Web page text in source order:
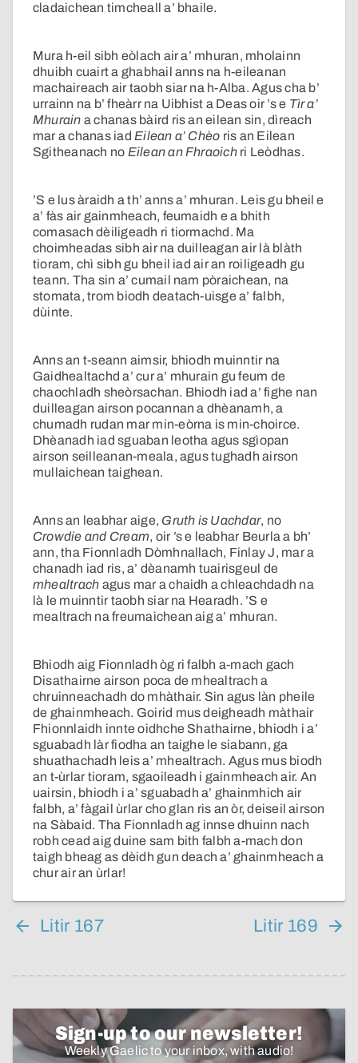
cladaichean timcheall a’ bhaile.
Mura h-eil sibh eòlach air a’ mhuran, mholainn
dhuibh cuairt a ghabhail anns na h-eileanan
machaireach air taobh siar na h-Alba. Agus cha b’
urrainn na b’ fheàrr na Uibhist a Deas oir ’s e Tìr a’
Mhurain a chanas bàird ris an eilean sin, dìreach
mar a chanas iadEilean a’ Chèo ris an Eilean
Sgitheanach no Eilean an Fhraoichri Leòdhas.
’S e lus àraidh a th’ anns a’ mhuran. Leis gu bheil e
a’ fàs air gainmheach, feumaidh e a bhith
comasach dèiligeadh ri tiormachd. Ma
choimheadas sibh air na duilleagan air là blàth
tioram, chì sibh gu bheil iad air an roiligeadh gu
teann. Tha sin a’ cumail nam pòraichean, na
stomata, trom biodh deatach-uisge a’ falbh,
dùinte.
Anns an t-seann aimsir, bhiodh muinntir na
Gaidhealtachd a’ cur a’ mhurain gu feum de
chaochladh sheòrsachan. Bhiodh iad a’ fighe nan
duilleagan airson pocannan a dhèanamh, a
chumadh rudan mar min-eòrna is min-choirce.
Dhèanadh iad sguaban leotha agus sgìopan
airson seilleanan-meala, agus tughadh airson
mullaichean taighean.
Anns an leabhar aige, Gruth is Uachdar, no
Crowdie and Cream, oir ’s e leabhar Beurla a bh’
ann, tha Fionnladh Dòmhnallach, Finlay J, mar a
chanadh iad ris, a’ dèanamh tuairisgeul de
mhealtrach agus mar a chaidh a chleachdadh na
là le muinntir taobh siar na Hearadh. ’S e
mealtrach na freumaichean aig a’ mhuran.
Bhiodh aig Fionnladh òg ri falbh a-mach gach
Disathairne airson poca de mhealtrach a
chruinneachadh do mhàthair. Sin agus làn pheile
de ghainmheach. Goirid mus deigheadh màthair
Fhionnlaidh innte oidhche Shathairne, bhiodh i a’
sguabadh làr fiodha an taighe le siabann, ga
shuathachadh leis a’ mhealtrach. Agus mus biodh
an t-ùrlar tioram, sgaoileadh i gainmheach air. An
uairsin, bhiodh i a’ sguabadh a’ ghainmhich air
falbh, a’ fàgail ùrlar cho glan ris an òr, deiseil airson
na Sàbaid. Tha Fionnladh ag innse dhuinn nach
robh cead aig duine sam bith falbh a-mach don
taigh bheag as dèidh gun deach a’ ghainmheach a
chur air an ùrlar!
Litir 167 Litir 169
Sign-up to our newsletter!
Weekly Gaelic to your inbox, with audio!